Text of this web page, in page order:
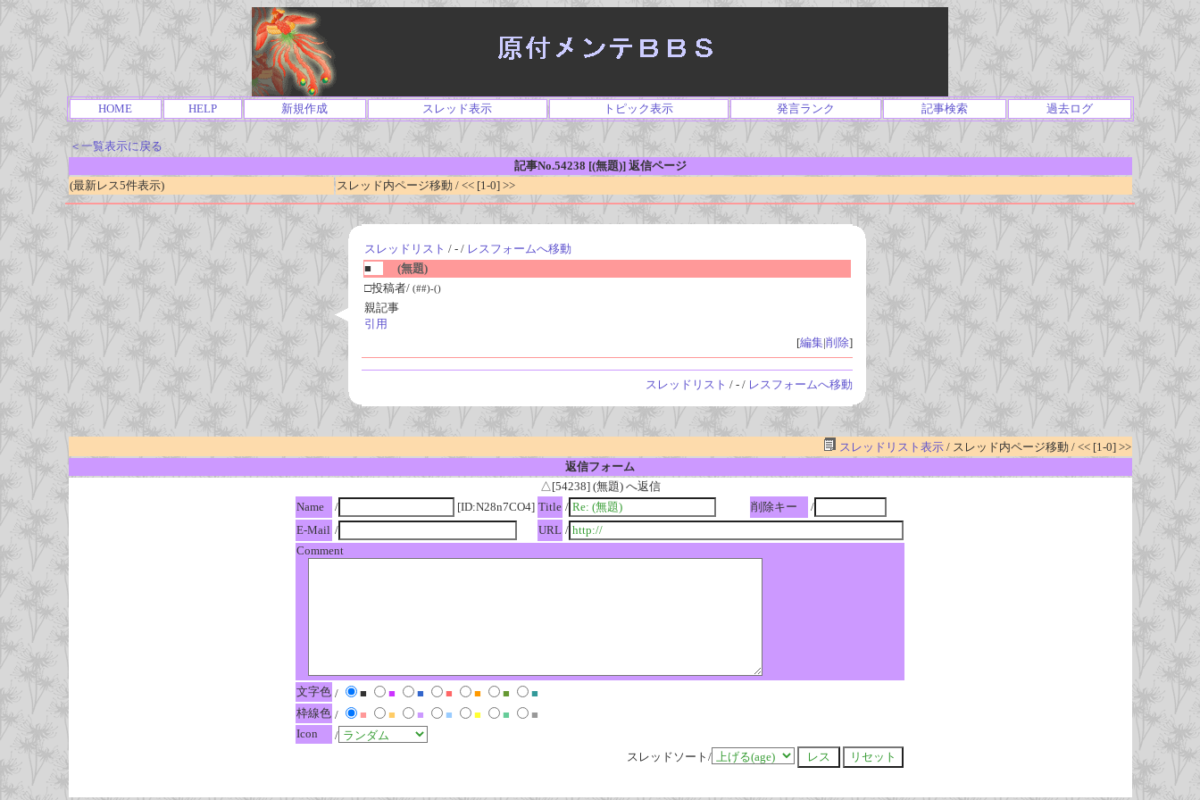
HOME HELP 新規作成 スレッド表示 トピック表示 発言ランク 記事検索 過去ログ
＜一覧表示に戻る
記事No.54238 [(無題)] 返信ページ
(最新レス5件表示)
スレッド内ページ移動 / << [1-0] >>
スレッドリスト / - / レスフォームへ移動
■
(無題)
□投稿者/ (##)-()
親記事
引用
[編集|削除]
スレッドリスト / - / レスフォームへ移動
スレッドリスト表示/ スレッド内ページ移動 / << [1-0] >>
返信フォーム
△[54238] (無題) へ返信
Name
/ [ID:N28n7CO4] Title / 削除キー
/
E-Mail / URL /
Comment
文字色 / ■ ■ ■ ■ ■ ■
■
枠線色 / ■ ■ ■ ■ ■ ■
■
Icon
/
スレッドソート/